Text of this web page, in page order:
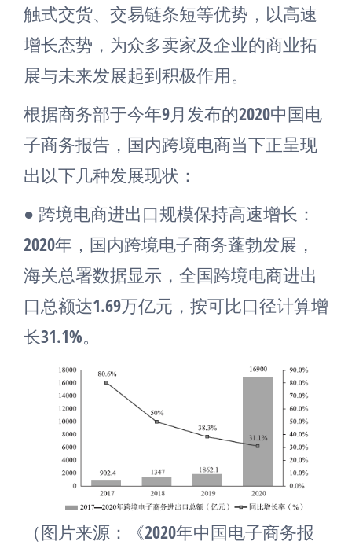
触式交货、交易链条短等优势，以高速
增长态势，为众多卖家及企业的商业拓
展与未来发展起到积极作用。
根据商务部于今年9月发布的2020中国电
子商务报告，国内跨境电商当下正呈现
出以下几种发展现状：
● 跨境电商进出口规模保持高速增长：
2020年，国内跨境电子商务蓬勃发展，
海关总署数据显示，全国跨境电商进出
口总额达1.69万亿元，按可比口径计算增
长31.1%。
（图片来源：《2020年中国电子商务报